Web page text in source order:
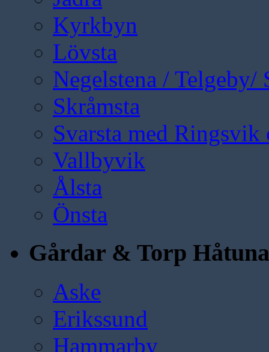
Kyrkbyn
Lövsta
Negelstena / Telgeby/
Skråmsta
Svarsta med Ringsvik
Vallbyvik
Ålsta
Önsta
Gårdar & Torp Håtuna
Aske
Erikssund
Hammarby